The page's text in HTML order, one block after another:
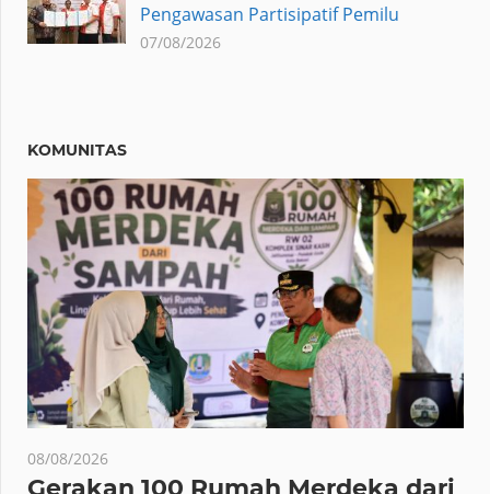
Pengawasan Partisipatif Pemilu
07/08/2026
KOMUNITAS
08/08/2026